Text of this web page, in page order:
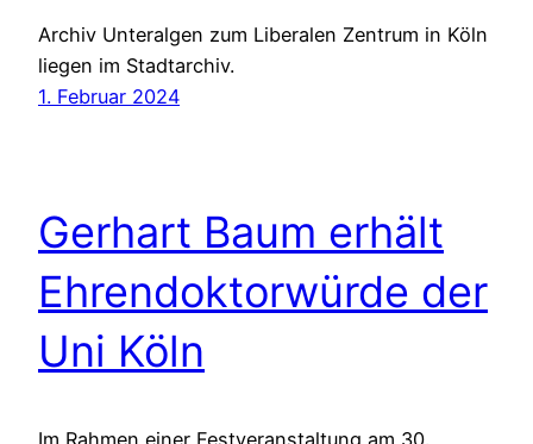
Archiv Unteralgen zum Liberalen Zentrum in Köln
liegen im Stadtarchiv.
1. Februar 2024
Gerhart Baum erhält
Ehrendoktorwürde der
Uni Köln
Im Rahmen einer Festveranstaltung am 30.